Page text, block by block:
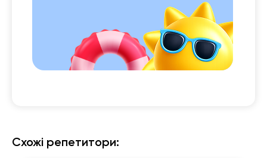
Схожі репетитори: